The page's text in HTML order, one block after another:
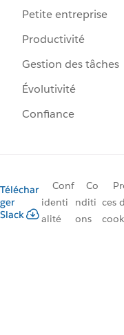
Petite entreprise
Productivité
Gestion des tâches
Évolutivité
Confiance
Téléchar
ger
Slack
Conf
identi
alité
Co
nditi
ons
ces